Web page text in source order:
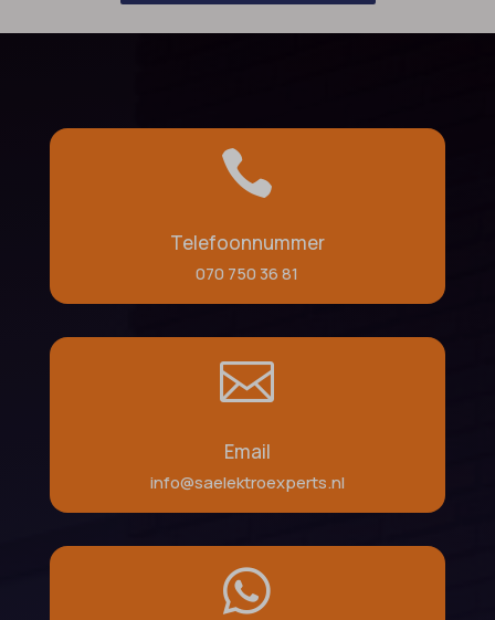

Telefoonnummer
070 750 36 81

Email
info@saelektroexperts.nl
